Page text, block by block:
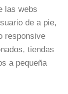
las webs
de a pie,
responsive
tiendas
a pequeña